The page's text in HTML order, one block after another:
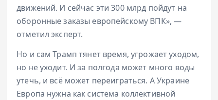
движений. И сейчас эти 300 млрд пойдут на
оборонные заказы европейскому ВПК», —
отметил эксперт.
Но и сам Трамп тянет время, угрожает уходом,
но не уходит. И за полгода может много воды
утечь, и всё может переиграться. А Украине
Европа нужна как система коллективной